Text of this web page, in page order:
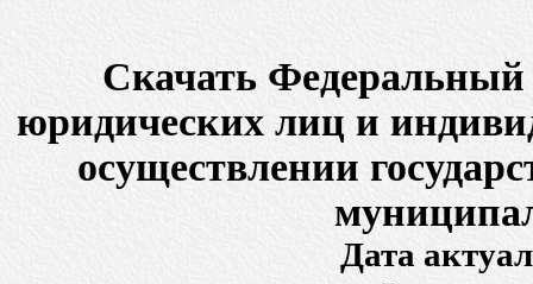
Скачать
юридических лиц и
осуществлении
Дата